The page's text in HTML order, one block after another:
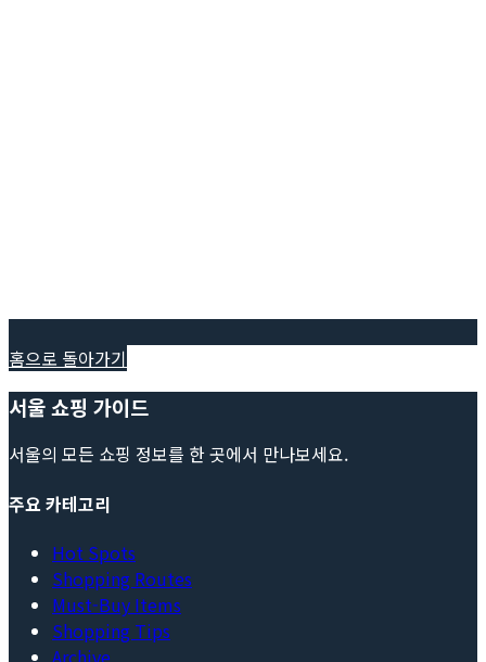
홈으로 돌아가기
서울 쇼핑 가이드
서울의 모든 쇼핑 정보를 한 곳에서 만나보세요.
주요 카테고리
Hot Spots
Shopping Routes
Must-Buy Items
Shopping Tips
Archive